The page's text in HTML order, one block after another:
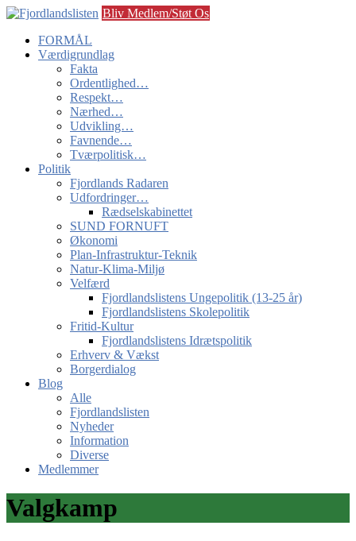
Bliv Medlem/Støt Os
FORMÅL
Værdigrundlag
Fakta
Ordentlighed…
Respekt…
Nærhed…
Udvikling…
Favnende…
Tværpolitisk…
Politik
Fjordlands Radaren
Udfordringer…
Rædselskabinettet
SUND FORNUFT
Økonomi
Plan-Infrastruktur-Teknik
Natur-Klima-Miljø
Velfærd
Fjordlandslistens Ungepolitik (13-25 år)
Fjordlandslistens Skolepolitik
Fritid-Kultur
Fjordlandslistens Idrætspolitik
Erhverv & Vækst
Borgerdialog
Blog
Alle
Fjordlandslisten
Nyheder
Information
Diverse
Medlemmer
Valgkamp